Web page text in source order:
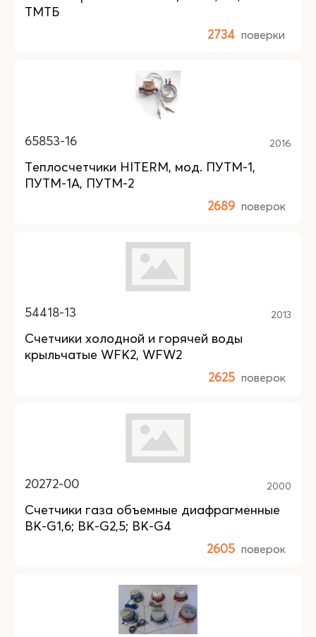
ТМТБ
2734 поверки
65853-16 2016
Теплосчетчики HITERM, мод. ПУТМ-1,
ПУТМ-1А, ПУТМ-2
2689 поверок
54418-13 2013
Счетчики холодной и горячей воды
крыльчатые WFK2, WFW2
2625 поверок
20272-00 2000
Счетчики газа объемные диафрагменные
BK-G1,6; BK-G2,5; BK-G4
2605 поверок